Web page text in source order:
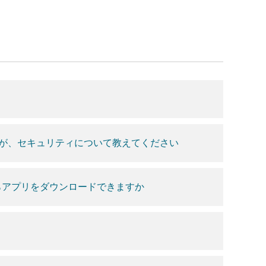
、セキュリティについて教えてください
プリをダウンロードできますか